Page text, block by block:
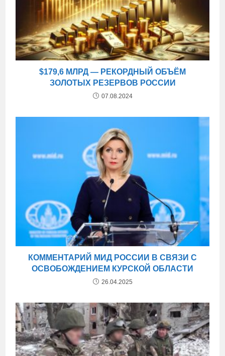
$179,6 МЛРД — РЕКОРДНЫЙ ОБЪЁМ
ЗОЛОТЫХ РЕЗЕРВОВ РОССИИ
07.08.2024
КОММЕНТАРИЙ МИД РОССИИ В СВЯЗИ С
ОСВОБОЖДЕНИЕМ КУРСКОЙ ОБЛАСТИ
26.04.2025